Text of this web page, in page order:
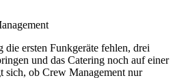
die ersten Funkgeräte fehlen, drei
und das Catering noch auf einer
sich, ob Crew Management nur